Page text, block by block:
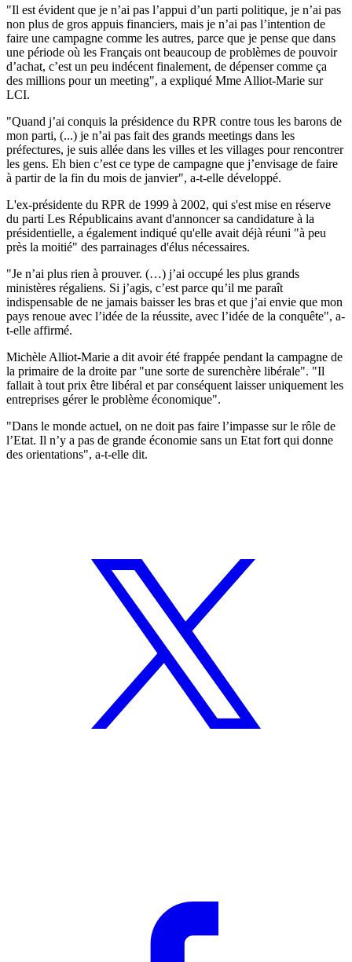
"Il est évident que je n’ai pas l’appui d’un parti politique, je n’ai pas
non plus de gros appuis financiers, mais je n’ai pas l’intention de
faire une campagne comme les autres, parce que je pense que dans
une période où les Français ont beaucoup de problèmes de pouvoir
d’achat, c’est un peu indécent finalement, de dépenser comme ça
des millions pour un meeting", a expliqué Mme Alliot-Marie sur
LCI.
"Quand j’ai conquis la présidence du RPR contre tous les barons de
mon parti, (...) je n’ai pas fait des grands meetings dans les
préfectures, je suis allée dans les villes et les villages pour rencontrer
les gens. Eh bien c’est ce type de campagne que j’envisage de faire
à partir de la fin du mois de janvier", a-t-elle développé.
L'ex-présidente du RPR de 1999 à 2002, qui s'est mise en réserve
du parti Les Républicains avant d'annoncer sa candidature à la
présidentielle, a également indiqué qu'elle avait déjà réuni "à peu
près la moitié" des parrainages d'élus nécessaires.
"Je n’ai plus rien à prouver. (…) j’ai occupé les plus grands
ministères régaliens. Si j’agis, c’est parce qu’il me paraît
indispensable de ne jamais baisser les bras et que j’ai envie que mon
pays renoue avec l’idée de la réussite, avec l’idée de la conquête", a-
t-elle affirmé.
Michèle Alliot-Marie a dit avoir été frappée pendant la campagne de
la primaire de la droite par "une sorte de surenchère libérale". "Il
fallait à tout prix être libéral et par conséquent laisser uniquement les
entreprises gérer le problème économique".
"Dans le monde actuel, on ne doit pas faire l’impasse sur le rôle de
l’Etat. Il n’y a pas de grande économie sans un Etat fort qui donne
des orientations", a-t-elle dit.